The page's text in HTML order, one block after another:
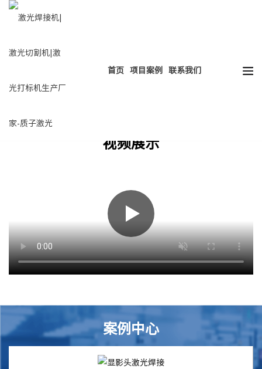
首页 项目案例 联系我们
激光切割 激光打标 激光清洗
视频展示
案例中心